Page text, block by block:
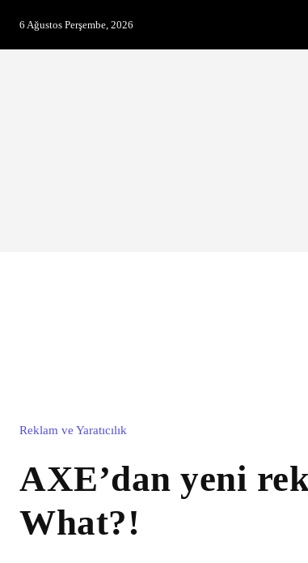
6 Ağustos Perşembe, 2026
Reklam ve Yaratıcılık
AXE’dan yeni
What?!